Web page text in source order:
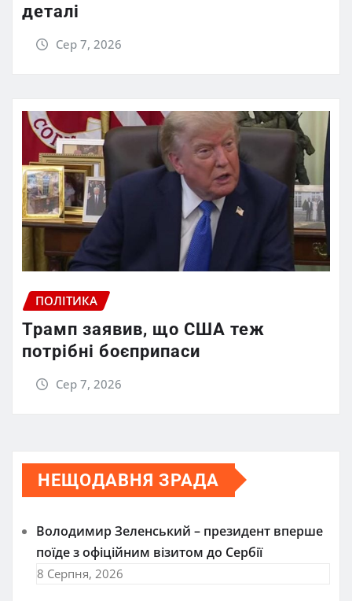
деталі
Сер 7, 2026
ПОЛІТИКА
Трамп заявив, що США теж
потрібні боєприпаси
Сер 7, 2026
НЕЩОДАВНЯ ЗРАДА
Володимир Зеленський – президент вперше
поїде з офіційним візитом до Сербії
8 Серпня, 2026